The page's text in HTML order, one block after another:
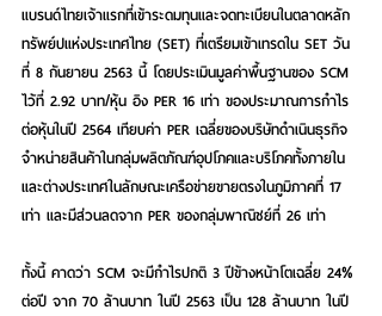
แบรนด์ไทยเจ้าแรกที่เข้าระดมทุนและจดทะเบียนในตลาดหลัก
ทรัพย์ปแห่งประเทศไทย (SET) ที่เตรียมเข้าเทรดใน SET วัน
ที่ 8 กันยายน 2563 นี้ โดยประเมินมูลค่าพื้นฐานของ SCM
ไว้ที่ 2.92 บาท/หุ้น อิง PER 16 เท่า ของประมาณการกำไร
ต่อหุ้นในปี 2564 เทียบค่า PER เฉลี่ยของบริษัทดำเนินธุรกิจ
จำหน่ายสินค้าในกลุ่มผลิตภัณฑ์อุปโภคและบริโภคทั้งภายใน
และต่างประเทศในลักษณะเครือข่ายขายตรงในภูมิภาคที่ 17
เท่า และมีส่วนลดจาก PER ของกลุ่มพาณิชย์ที่ 26 เท่า
ทั้งนี้ คาดว่า SCM จะมีกำไรปกติ 3 ปีข้างหน้าโตเฉลี่ย 24%
ต่อปี จาก 70 ล้านบาท ในปี 2563 เป็น 128 ล้านบาท ในปี